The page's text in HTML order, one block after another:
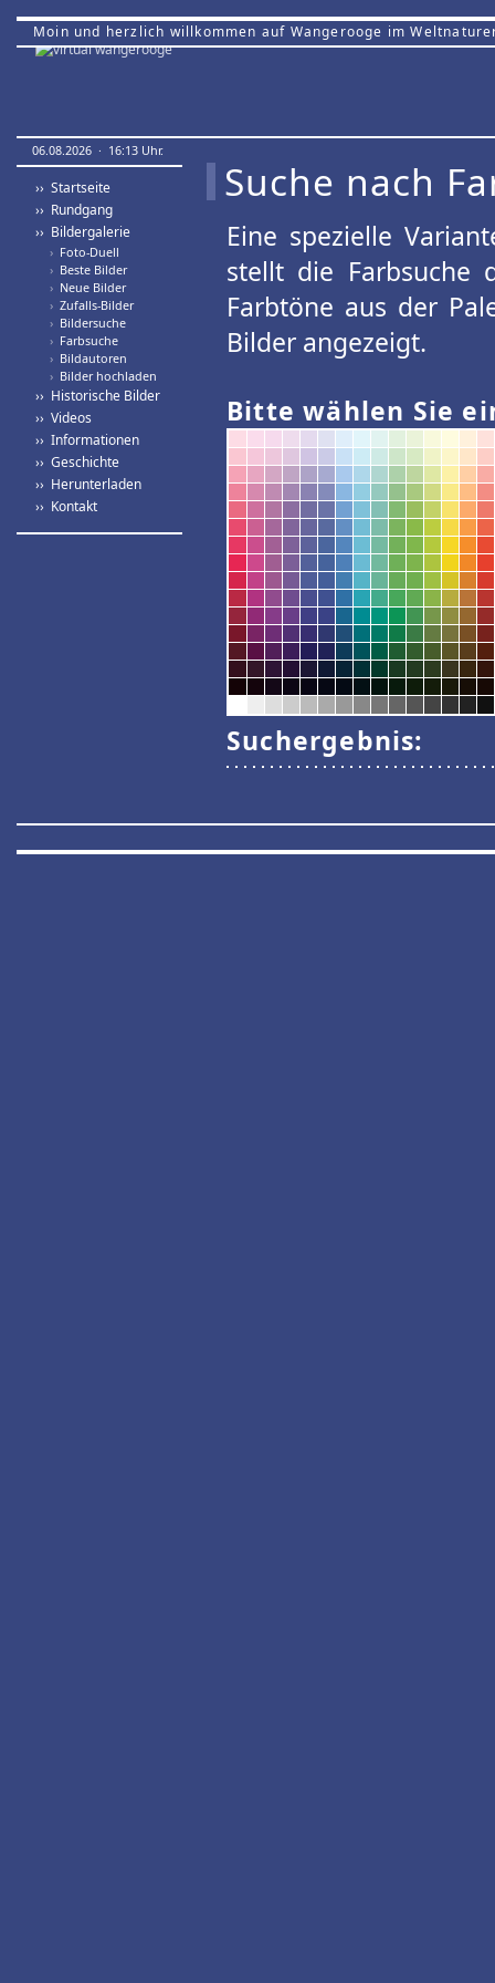
Moin und herzlich willkommen auf Wangerooge im
06.08.2026 · 16:13 Uhr.
›› Startseite
›› Rundgang
›› Bildergalerie
› Foto-Duell
› Beste Bilder
› Neue Bilder
› Zufalls-Bilder
› Bildersuche
› Farbsuche
› Bildautoren
› Bilder hochladen
›› Historische Bilder
›› Videos
›› Informationen
›› Geschichte
›› Herunterladen
›› Kontakt
Suche nach
Eine spezielle
stellt die Farbsuche
Farbtöne aus der
Bilder angezeigt.
Bitte wählen Sie
Suchergebnis: